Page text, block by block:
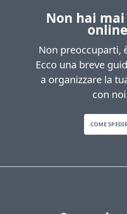
Non hai
Non preoccuparti,
Ecco una breve
a organizzare la
con
COME